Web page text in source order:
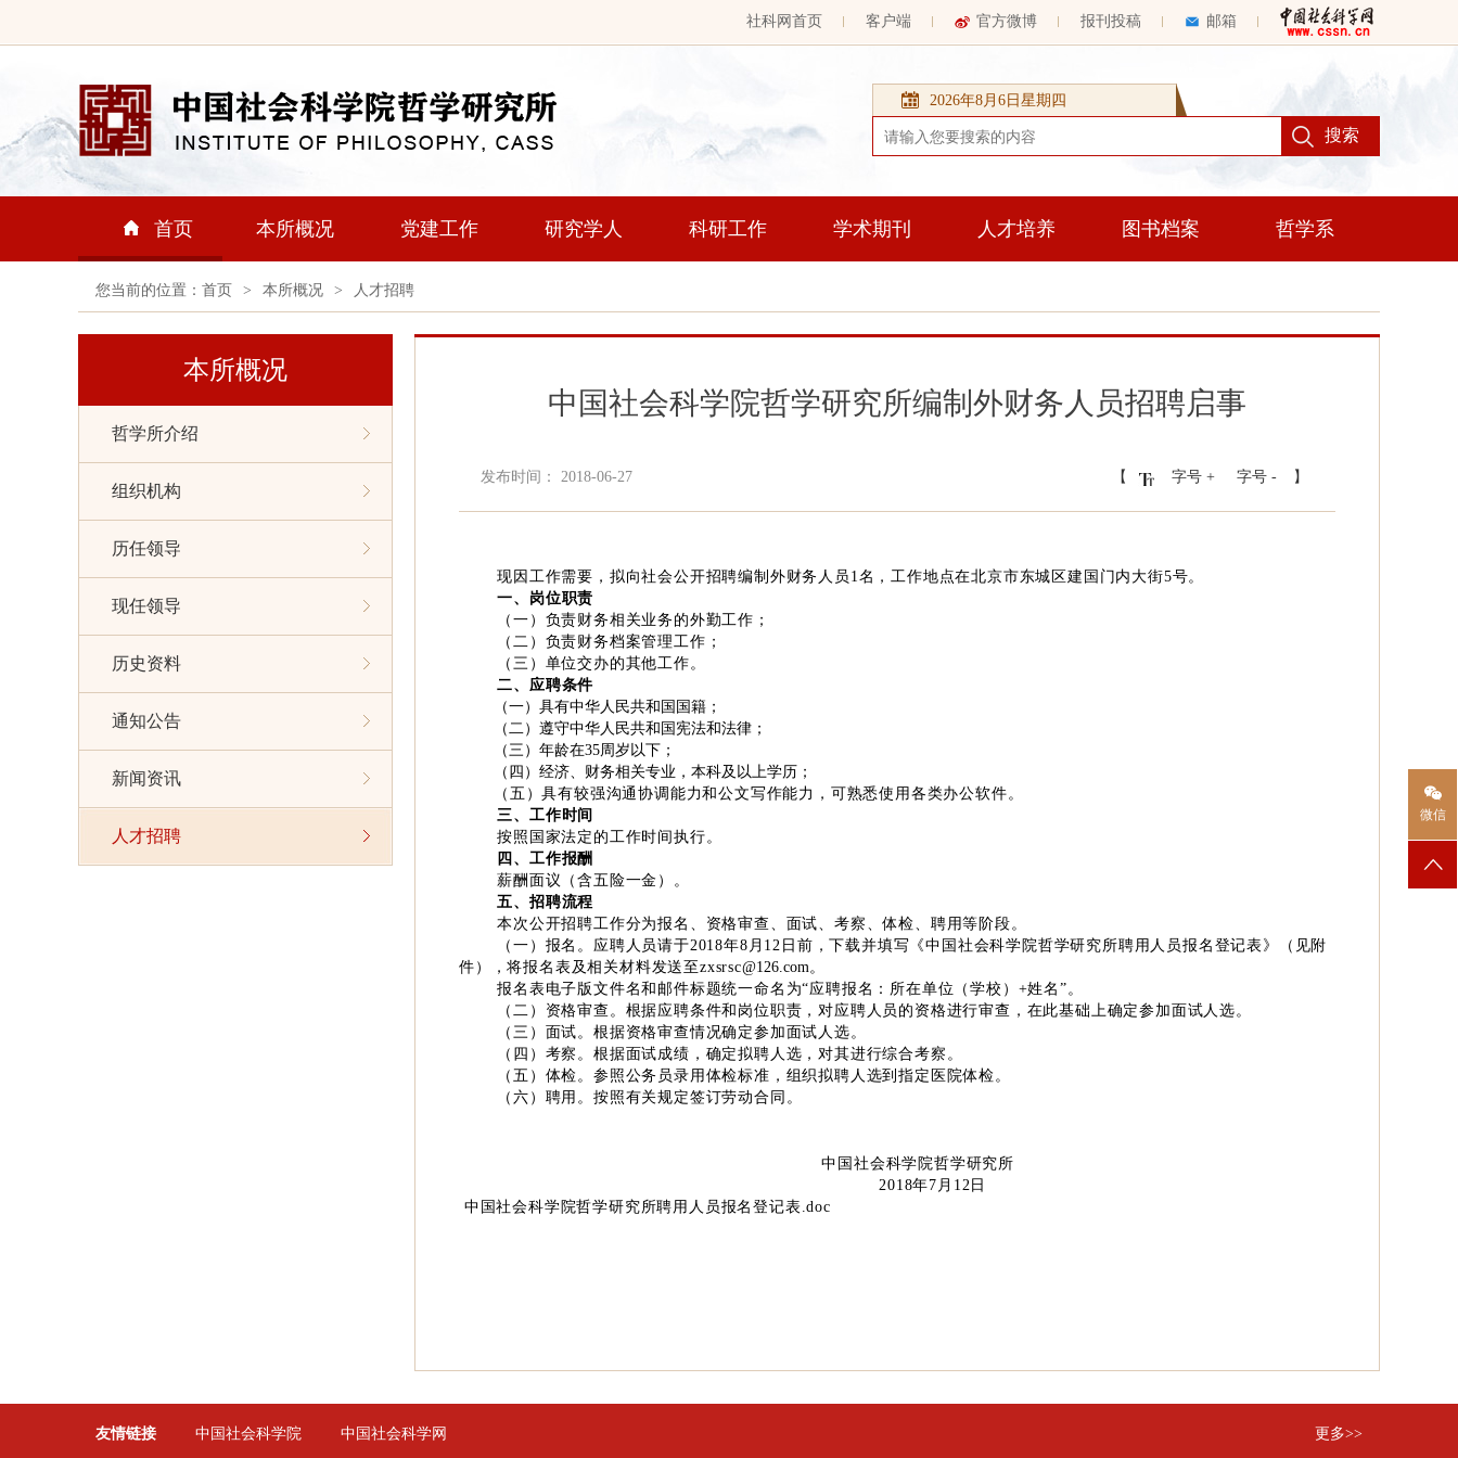
社科网首页 客户端 官方微博 报刊投稿 邮箱
2026年8月6日星期四
首页 本所概况 党建工作 研究学人 科研工作 学术期刊 人才培养 图书档案 哲学系
您当前的位置： 首页 > 本所概况 > 人才招聘
本所概况
哲学所介绍
组织机构
历任领导
现任领导
历史资料
通知公告
新闻资讯
人才招聘
中国社会科学院哲学研究所编制外财务人员招聘启事
发布时间： 2018-06-27 【 字号 + 字号 - 】
现因工作需要，拟向社会公开招聘编制外财务人员 1名，工作地点在北京市东城区建国门内大街5号。
一、岗位职责
（一）负责财务相关业务的外勤工作；
（二）负责财务档案管理工作；
（三）单位交办的其他工作。
二、应聘条件
（一）具有中华人民共和国国籍；
（二）遵守中华人民共和国宪法和法律；
（三）年龄在35周岁以下；
（四）经济、财务相关专业，本科及以上学历；
（五）具有较强沟通协调能力和公文写作能力，可熟悉使用各类办公软件。
三、工作时间
按照国家法定的工作时间执行。
四、工作报酬
薪酬面议（含五险一金）。
五、招聘流程
本次公开招聘工作分为报名、资格审查、面试、考察、体检、聘用等阶段。
（一）报名。应聘人员请于2018年8 月12日前，下载并填写《中国社会科学院哲学研究所聘用人员报名登记表》（见附
件），将报名表及相关材料发送至zxsrsc@126.com。
报名表电子版文件名和邮件标题统一命名为“应聘报名：所在单位（学校） +姓名”。
（二）资格审查。根据应聘条件和岗位职责，对应聘人员的资格进行审查，在此基础上确定参加面试人选。
（三）面试。根据资格审查情况确定参加面试人选。
（四）考察。根据面试成绩，确定拟聘人选，对其进行综合考察。
（五）体检。参照公务员录用体检标准，组织拟聘人选到指定医院体检。
（六）聘用。按照有关规定签订劳动合同。
中国社会科学院哲学研究所
2018年7 月12日
中国社会科学院哲学研究所聘用人员报名登记表.doc
友情链接 中国社会科学院 中国社会科学网 更多>>
微信